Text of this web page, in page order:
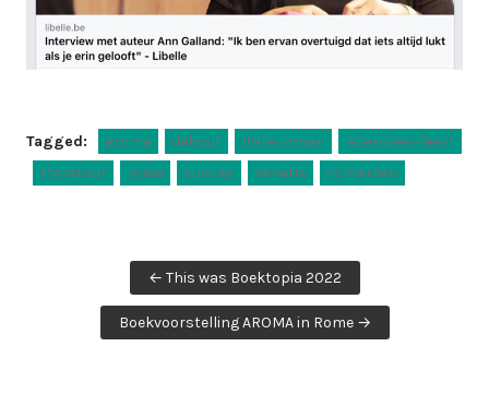
Tagged: aroma debuut Italiëroman
lezeniseenfeest
literatuur
rome succes Venetië volharden
navigation
← This was Boektopia 2022
Boekvoorstelling AROMA in Rome →